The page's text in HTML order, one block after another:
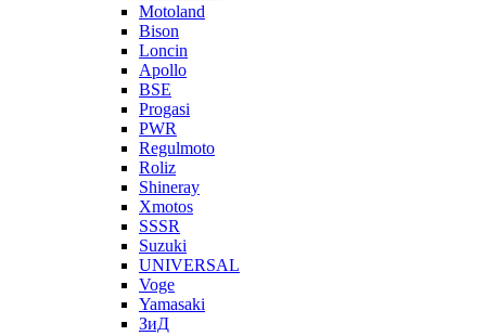
Motoland
Bison
Loncin
Apollo
BSE
Progasi
PWR
Regulmoto
Roliz
Shineray
Xmotos
SSSR
Suzuki
UNIVERSAL
Voge
Yamasaki
ЗиД